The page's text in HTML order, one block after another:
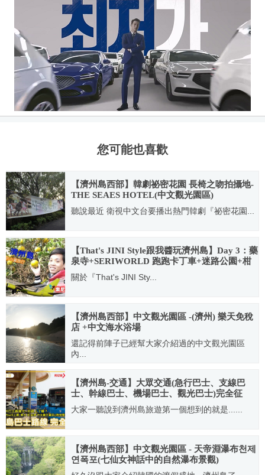
您可能也喜歡
【濟州島西部】韓劇祕密花園 長椅之吻拍攝地-
THE SEAES HOTEL(中文觀光園區)
聽說最近 衛視中文台要播出熱門韓劇『祕密花園...
2011.07.02
【That's JINI Style跟我醬玩濟州島】Day 3：藥
泉寺+SERIWORLD 跑跑卡丁車+迷路公園+柑
橘博物館+西歸浦多萊市場+李仲燮街
+Luminarie光之盛宴
關於『That's JINI Sty...
2012.12.09
【濟州島西部】中文觀光園區 -(濟州) 樂天免稅
店 +中文海水浴場
還記得前陣子已經幫大家介紹過的中文觀光園區
內...
2011.12.13
【濟州島-交通】大眾交通(急行巴士、支線巴
士、幹線巴士、機場巴士、觀光巴士)完全征
服！(2019年04月最新版~)
大家一聽說到濟州島旅遊第一個想到的就是......
2019.04.05
【濟州島西部】中文觀光園區 - 天帝淵瀑布천제
연폭포(七仙女神話中的自然瀑布景觀)